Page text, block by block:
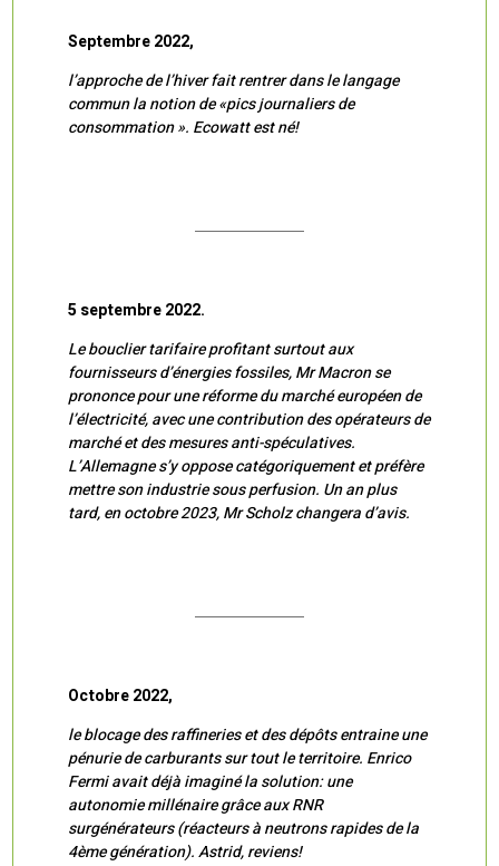
Septembre 2022,
l’approche de l’hiver fait rentrer dans le langage
commun la notion de «pics journaliers de
consommation ». Ecowatt est né!
5 septembre 2022.
Le bouclier tarifaire profitant surtout aux
fournisseurs d’énergies fossiles, Mr Macron se
prononce pour une réforme du marché européen de
l’électricité, avec une contribution des opérateurs de
marché et des mesures anti-spéculatives.
L’Allemagne s’y oppose catégoriquement et préfère
mettre son industrie sous perfusion. Un an plus
tard, en octobre 2023, Mr Scholz changera d’avis.
Octobre 2022,
le blocage des raffineries et des dépôts entraine une
pénurie de carburants sur tout le territoire. Enrico
Fermi avait déjà imaginé la solution: une
autonomie millénaire grâce aux RNR
surgénérateurs (réacteurs à neutrons rapides de la
4ème génération). Astrid, reviens!